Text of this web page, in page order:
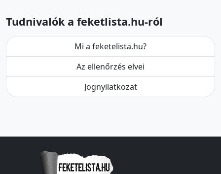
Tudnivalók a feketlista.hu-ról
Mi a feketelista.hu?
Az ellenőrzés elvei
Jognyilatkozat